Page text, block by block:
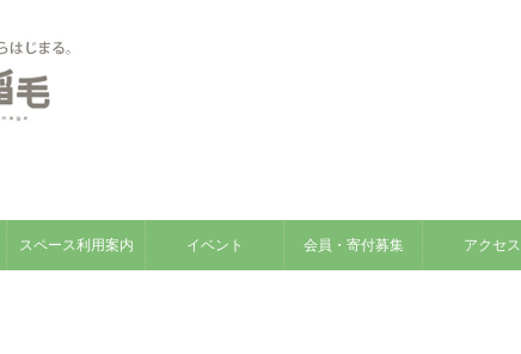
スペース利用案内 イベント 会員・寄付募集 アクセス